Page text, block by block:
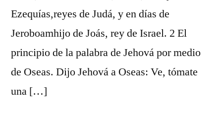
Ezequías,reyes de Judá, y en días de
Jeroboamhijo de Joás, rey de Israel. 2 El
principio de la palabra de Jehová por medio
de Oseas. Dijo Jehová a Oseas: Ve, tómate
una […]